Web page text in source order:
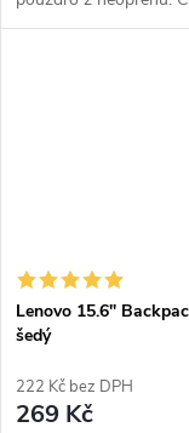
zařízení před prachem
Lenovo 15.6"
šedý
222 Kč bez DPH
269 Kč